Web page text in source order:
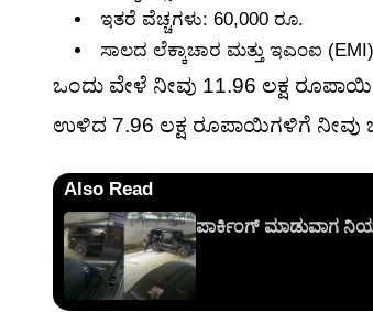
ಇತರೆ ವೆಚ್ಚಗಳು: 60,000 ರೂ.
ಸಾಲದ ಲೆಕ್ಕಾಚಾರ ಮತ್ತು ಇಎಂಐ
ಒಂದು ವೇಳೆ ನೀವು 11.96 ಲಕ್ಷ
ಉಳಿದ 7.96 ಲಕ್ಷ ರೂಪಾಯಿಗಳಿಗೆ ನೀವು
Also Read
ಪಾರ್ಕಿಂಗ್ ಮಾಡುವಾಗ